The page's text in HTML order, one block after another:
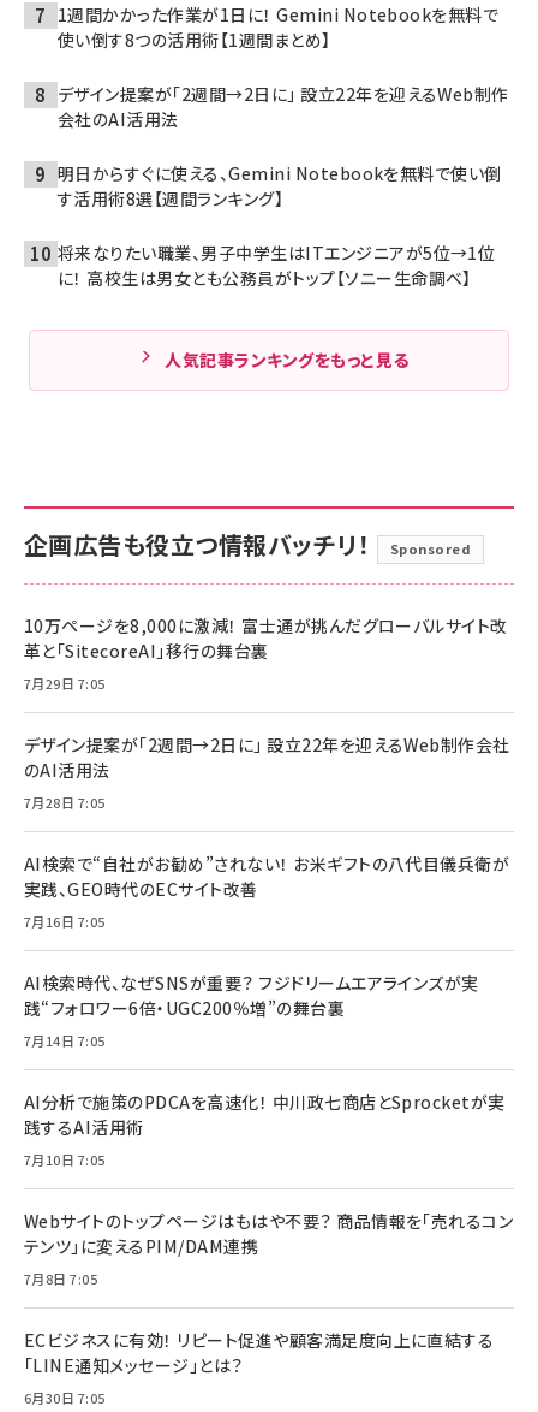
1週間かかった作業が1日に！ Gemini Notebookを無料で
使い倒す8つの活用術【1週間まとめ】
デザイン提案が「2週間→2日に」 設立22年を迎えるWeb制作
会社のAI活用法
明日からすぐに使える、Gemini Notebookを無料で使い倒
す活用術8選【週間ランキング】
将来なりたい職業、男子中学生はITエンジニアが5位→1位
に！ 高校生は男女とも公務員がトップ【ソニー生命調べ】
人気記事ランキングをもっと見る
企画広告も役立つ情報バッチリ！ Sponsored
10万ページを8,000に激減！ 富士通が挑んだグローバルサイト改
革と「SitecoreAI」移行の舞台裏
7月29日 7:05
デザイン提案が「2週間→2日に」 設立22年を迎えるWeb制作会社
のAI活用法
7月28日 7:05
AI検索で“自社がお勧め”されない！ お米ギフトの八代目儀兵衛が
実践、GEO時代のECサイト改善
7月16日 7:05
AI検索時代、なぜSNSが重要？ フジドリームエアラインズが実
践“フォロワー6倍・UGC200％増”の舞台裏
7月14日 7:05
AI分析で施策のPDCAを高速化！ 中川政七商店とSprocketが実
践するAI活用術
7月10日 7:05
Webサイトのトップページはもはや不要？ 商品情報を「売れるコン
テンツ」に変えるPIM/DAM連携
7月8日 7:05
ECビジネスに有効！ リピート促進や顧客満足度向上に直結する
「LINE通知メッセージ」とは？
6月30日 7:05